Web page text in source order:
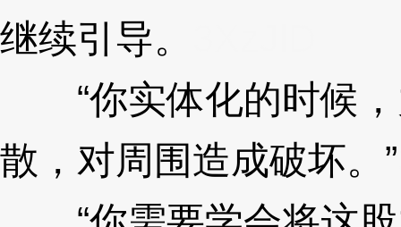
继续引导。
“你实体化的时候，
散，对周围造成破坏。”